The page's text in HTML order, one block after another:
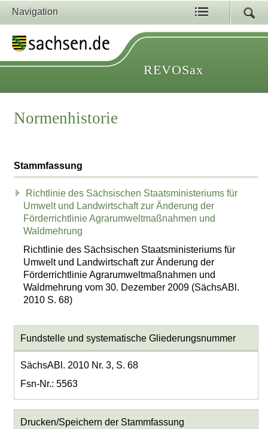
Navigation
REVOSax
Normenhistorie
Stammfassung
Richtlinie des Sächsischen Staatsministeriums für
Umwelt und Landwirtschaft zur Änderung der
Förderrichtlinie Agrarumweltmaßnahmen und
Waldmehrung
Richtlinie des Sächsischen Staatsministeriums für
Umwelt und Landwirtschaft zur Änderung der
Förderrichtlinie Agrarumweltmaßnahmen und
Waldmehrung vom 30. Dezember 2009 (SächsABl.
2010 S. 68)
Fundstelle und systematische Gliederungsnummer
SächsABl. 2010 Nr. 3, S. 68
Fsn-Nr.: 5563
Drucken/Speichern der Stammfassung